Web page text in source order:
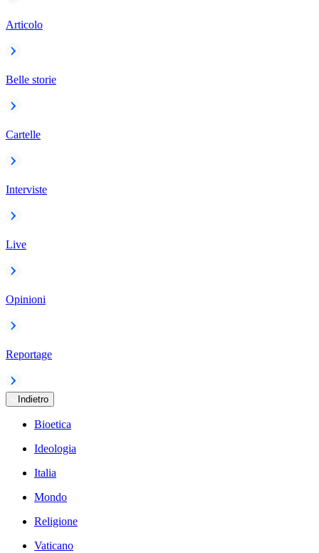
Articolo
Belle storie
Cartelle
Interviste
Live
Opinioni
Reportage
Indietro
Bioetica
Ideologia
Italia
Mondo
Religione
Vaticano